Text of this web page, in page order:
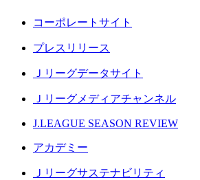
コーポレートサイト
プレスリリース
Ｊリーグデータサイト
Ｊリーグメディアチャンネル
J.LEAGUE SEASON REVIEW
アカデミー
Ｊリーグサステナビリティ